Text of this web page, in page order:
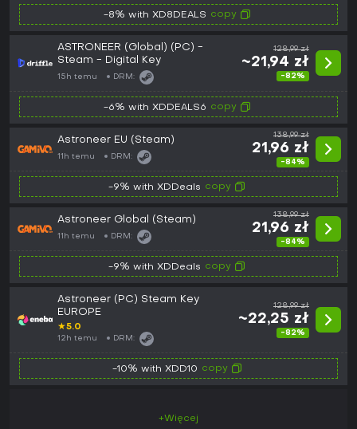
-8% with XD8DEALS copy
ASTRONEER (Global) (PC) -
Steam - Digital Key
15h temu DRM:
128,99 zł
~21,94 zł
-82%
-6% with XDDEALS6 copy
Astroneer EU (Steam)
11h temu DRM:
138,99 zł
21,96 zł
-84%
-9% with XDDeals copy
Astroneer Global (Steam)
11h temu DRM:
138,99 zł
21,96 zł
-84%
-9% with XDDeals copy
Astroneer (PC) Steam Key
EUROPE
★5.0
12h temu DRM:
128,99 zł
~22,25 zł
-82%
-10% with XDD10 copy
+Więcej